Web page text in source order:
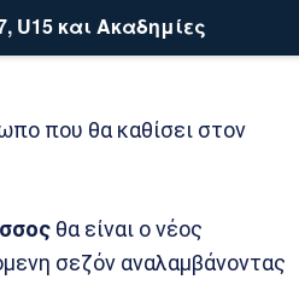
U15 και Ακαδημίες
που θα καθίσει στον
θα είναι ο νέος
σεζόν αναλαμβάνοντας